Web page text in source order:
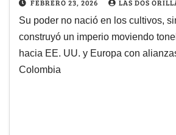
FEBRERO 23, 2026 LAS DOS
Su poder no nació en los cultivos,
construyó un imperio moviendo
hacia EE. UU. y Europa con
Colombia